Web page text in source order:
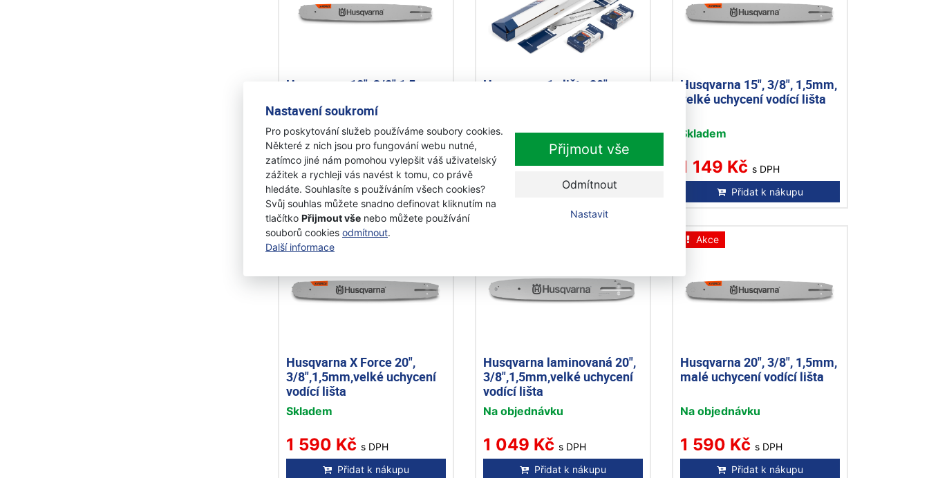
Nastavení soukromí
Pro poskytování služeb používáme soubory cookies.
Některé z nich jsou pro fungování webu nutné,
zatímco jiné nám pomohou vylepšit váš uživatelský
zážitek a rychleji vás navést k tomu, co právě
hledáte. Souhlasíte s používáním všech cookies?
Svůj souhlas můžete snadno definovat kliknutím na
tlačítko Přijmout vše nebo můžete používání
souborů cookies odmítnout.
Další informace
Přijmout vše
Odmítnout
Nastavit
Husqvarna 18", 3/8",1,5mm,
Skladem
1 399 Kč
s DPH
Přidat k nákupu
Husqvarna 1x lišta 20",
Skladem
1 950 Kč s DPH
Přidat k nákupu
Husqvarna 15", 3/8", 1,5mm,
velké uchycení vodící lišta
Skladem
1 149 Kč s DPH
Přidat k nákupu
Akce
Husqvarna X Force 20",
3/8",1,5mm,velké uchycení
vodící lišta
Skladem
1 590 Kč s DPH
Přidat k nákupu
Husqvarna laminovaná 20",
3/8",1,5mm,velké uchycení
vodící lišta
Na objednávku
1 049 Kč s DPH
Přidat k nákupu
Akce
Husqvarna 20", 3/8", 1,5mm,
malé uchycení vodící lišta
Na objednávku
1 590 Kč s DPH
Přidat k nákupu